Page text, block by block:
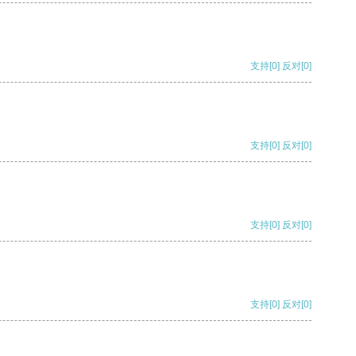
支持[0] 反对[0]
支持[0] 反对[0]
支持[0] 反对[0]
支持[0] 反对[0]